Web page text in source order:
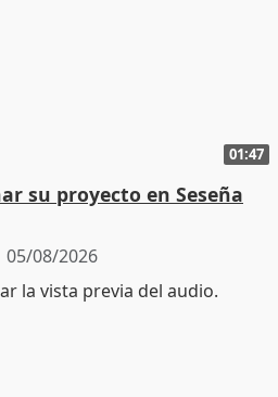
01:47
su proyecto en Seseña
05/08/2026